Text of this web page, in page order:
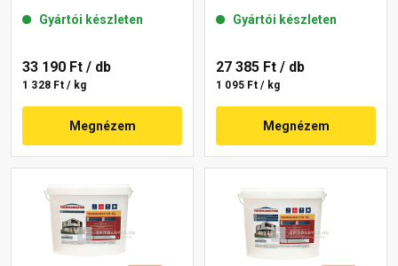
Gyártói készleten
33 190 Ft / db
1 328 Ft / kg
Megnézem
17-D 25 kg
Gyártói készleten
27 385 Ft / db
1 095 Ft / kg
Megnézem